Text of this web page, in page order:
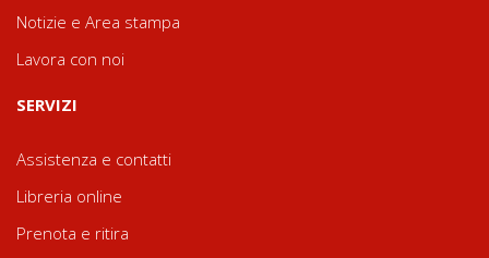
Notizie e Area stampa
Lavora con noi
SERVIZI
Assistenza e contatti
Libreria online
Prenota e ritira